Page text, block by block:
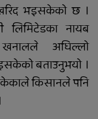
हिनामिना
मेयरसहित ११
बेहुली, ६
भइसकेको छ ।
लिमिटेडका नायब
खनालले अघिल्लो
बताउनुभयो ।
किसानले पनि